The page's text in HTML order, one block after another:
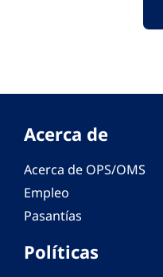
Acerca de
Acerca de OPS/OMS
Empleo
Pasantías
Políticas